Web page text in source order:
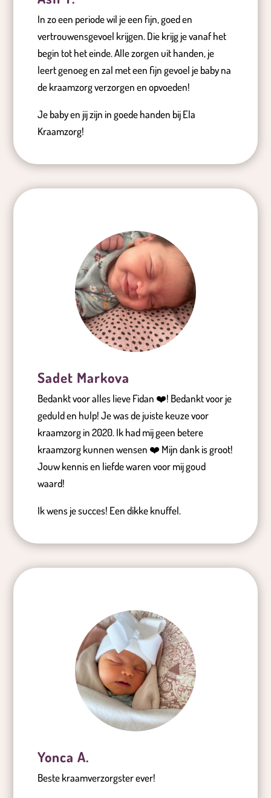
In zo een periode wil je een fijn, goed en
vertrouwensgevoel krijgen. Die krijg je vanaf het
begin tot het einde. Alle zorgen uit handen, je
leert genoeg en zal met een fijn gevoel je baby na
de kraamzorg verzorgen en opvoeden!
Je baby en jij zijn in goede handen bij Ela
Kraamzorg!
Sadet Markova
Bedankt voor alles lieve Fidan ❤️! Bedankt voor je
geduld en hulp! Je was de juiste keuze voor
kraamzorg in 2020. Ik had mij geen betere
kraamzorg kunnen wensen ❤️ Mijn dank is groot!
Jouw kennis en liefde waren voor mij goud
waard!
Ik wens je succes! Een dikke knuffel.
Yonca A.
Beste kraamverzorgster ever!